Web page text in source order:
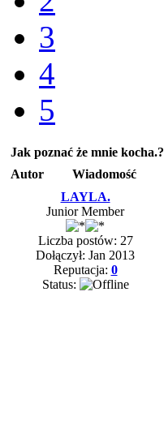
3
4
5
Jak poznać że mnie kocha.?
Autor
Wiadomość
LAYLA.
Junior Member
Liczba postów: 27
Dołączył: Jan 2013
Reputacja: 0
Status: